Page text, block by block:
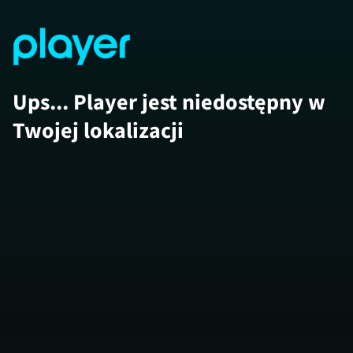
Ups... Player jest niedostępny w
Twojej lokalizacji